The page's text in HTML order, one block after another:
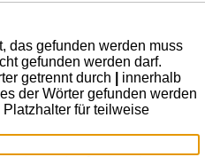
das gefunden werden muss
gefunden werden darf.
getrennt durch
innerhalb
der Wörter gefunden werden
für teilweise